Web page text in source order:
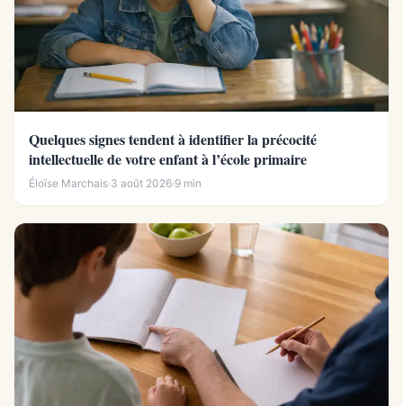
Quelques signes tendent à identifier la précocité
intellectuelle de votre enfant à l’école primaire
Éloïse Marchais·3 août 2026·9 min